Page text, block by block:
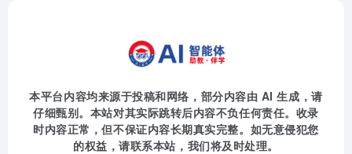
本平台内容均来源于投稿和网络，部分内容由 AI 生成，请
仔细甄别。本站对其实际跳转后内容不负任何责任。收录
时内容正常，但不保证内容长期真实完整。如无意侵犯您
的权益，请联系本站，我们将及时处理。